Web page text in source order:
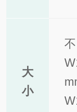
大
小